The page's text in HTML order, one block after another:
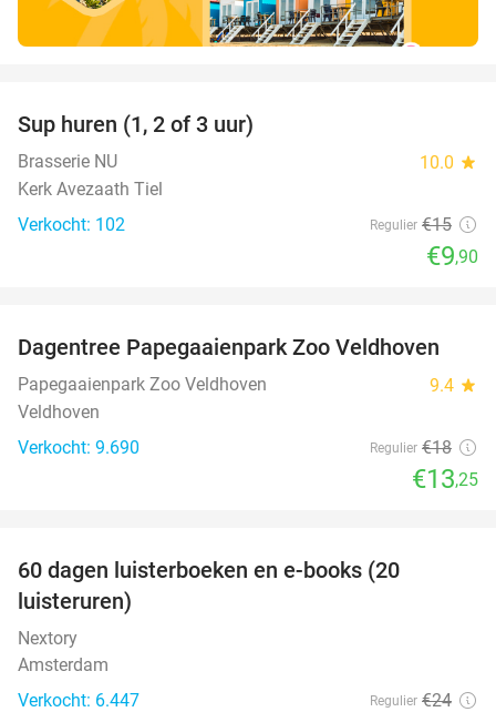
Sup huren (1, 2 of 3 uur)
Brasserie NU 10.0 star
Kerk Avezaath Tiel
Verkocht: 102
Regulier €15
€9,90
26%
Dagentree Papegaaienpark Zoo Veldhoven
Papegaaienpark Zoo Veldhoven 9.4 star
Veldhoven
Verkocht: 9.690
Regulier €18
€13,25
60 dagen luisterboeken en e-books (20
luisteruren)
Nextory
Amsterdam
Verkocht: 6.447
Regulier €24